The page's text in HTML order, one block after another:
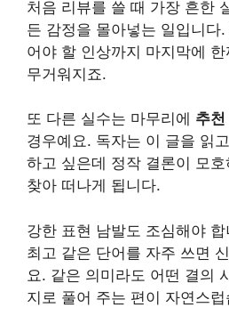
처음 리뷰를 쓸 때 가장 흔한
든 감정을 몰아넣는 일입니다
어야 할 인상까지 마지막에
무거워지죠.
또 다른 실수는 마무리에 추
경우예요. 독자는 이 글을 읽
하고 싶은데 정작 결론이 모
찾아 떠나게 됩니다.
강한 표현 남발도 조심해야
최고 같은 단어를 자주 쓰면
요. 같은 의미라도 어떤 결의
지로 풀어 주는 편이 자연스럽